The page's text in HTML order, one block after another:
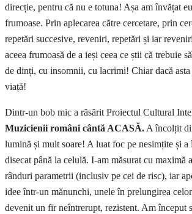
direcție, pentru că nu e totuna! Așa am învățat
frumoase. Prin aplecarea către cercetare, prin
repetări succesive, reveniri, repetări și iar
aceea frumoasă de a ieși ceea ce știi că trebuie
de dinți, cu insomnii, cu lacrimi! Chiar dacă
viață!
Dintr-un bob mic a răsărit Proiectul Cultural
Muzicienii români cântă ACASĂ.A încolțit
lumină și mult soare! A luat foc pe nesimțite și a
disecat până la celulă. I-am măsurat cu maximă
rânduri parametrii (inclusiv pe cei de risc), iar
idee într-un mănunchi, unele în prelungirea
devenit un fir neîntrerupt, rezistent. Am început